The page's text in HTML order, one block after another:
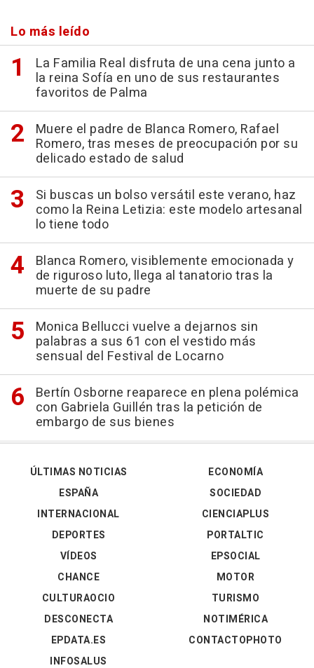
Lo más leído
La Familia Real disfruta de una cena junto a
la reina Sofía en uno de sus restaurantes
favoritos de Palma
Muere el padre de Blanca Romero, Rafael
Romero, tras meses de preocupación por su
delicado estado de salud
Si buscas un bolso versátil este verano, haz
como la Reina Letizia: este modelo artesanal
lo tiene todo
Blanca Romero, visiblemente emocionada y
de riguroso luto, llega al tanatorio tras la
muerte de su padre
Monica Bellucci vuelve a dejarnos sin
palabras a sus 61 con el vestido más
sensual del Festival de Locarno
Bertín Osborne reaparece en plena polémica
con Gabriela Guillén tras la petición de
embargo de sus bienes
ÚLTIMAS NOTICIAS
ESPAÑA
INTERNACIONAL
DEPORTES
VÍDEOS
ECONOMÍA
SOCIEDAD
CIENCIAPLUS
PORTALTIC
EPSOCIAL
CHANCE
CULTURAOCIO
DESCONECTA
EPDATA.ES
INFOSALUS
MOTOR
TURISMO
NOTIMÉRICA
CONTACTOPHOTO